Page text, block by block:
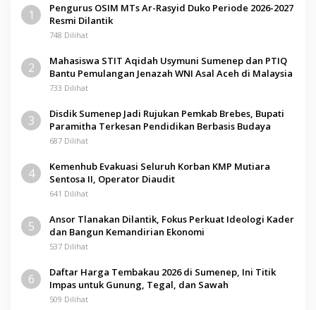
1
Pengurus OSIM MTs Ar-Rasyid Duko Periode 2026-2027
Resmi Dilantik
748 Dilihat
2
Mahasiswa STIT Aqidah Usymuni Sumenep dan PTIQ
Bantu Pemulangan Jenazah WNI Asal Aceh di Malaysia
733 Dilihat
3
Disdik Sumenep Jadi Rujukan Pemkab Brebes, Bupati
Paramitha Terkesan Pendidikan Berbasis Budaya
687 Dilihat
4
Kemenhub Evakuasi Seluruh Korban KMP Mutiara
Sentosa II, Operator Diaudit
641 Dilihat
5
Ansor Tlanakan Dilantik, Fokus Perkuat Ideologi Kader
dan Bangun Kemandirian Ekonomi
537 Dilihat
6
Daftar Harga Tembakau 2026 di Sumenep, Ini Titik
Impas untuk Gunung, Tegal, dan Sawah
509 Dilihat